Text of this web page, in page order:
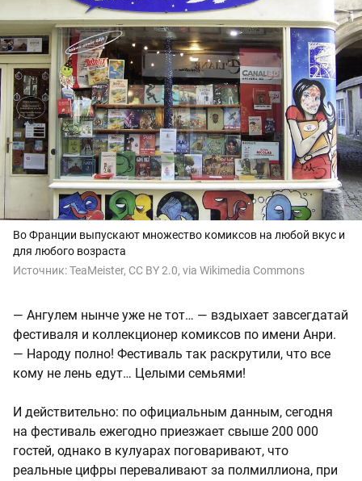
Во Франции выпускают множество комиксов на любой вкус и
для любого возраста
Источник:TeaMeister, CC BY 2.0, via Wikimedia Commons
— Ангулем нынче уже не тот… — вздыхает завсегдатай
фестиваля и коллекционер комиксов по имени Анри.
— Народу полно! Фестиваль так раскрутили, что все
кому не лень едут… Целыми семьями!
И действительно: по официальным данным, сегодня
на фестиваль ежегодно приезжает свыше 200 000
гостей, однако в кулуарах поговаривают, что
реальные цифры переваливают за полмиллиона, при